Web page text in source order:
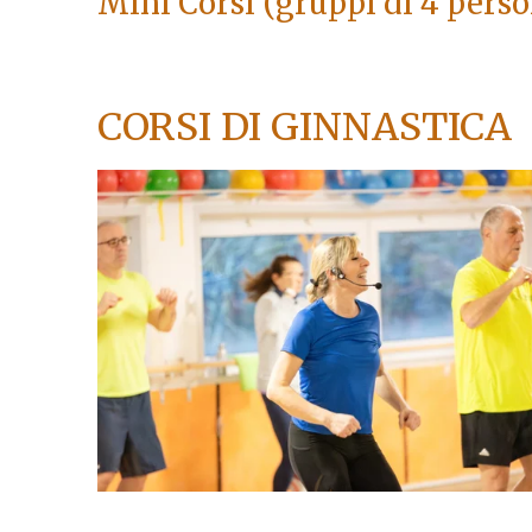
CORSI DI GINNASTICA